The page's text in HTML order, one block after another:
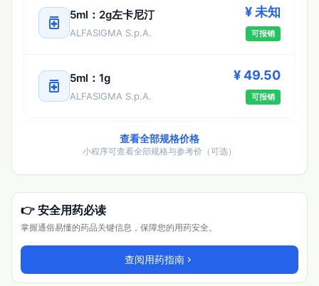
medication 5ml：2g左卡尼汀
ALFASIGMA S.p.A.
¥ 未知
可报销
medication 5ml：1g
ALFASIGMA S.p.A.
¥ 49.50
可报销
查看全部规格价格
小程序可查看全部规格与参考价（可选）
👉 安全用药必读
掌握通俗易懂的药品关键信息，保障您的用药安全。
查阅用药指南 chevron_right